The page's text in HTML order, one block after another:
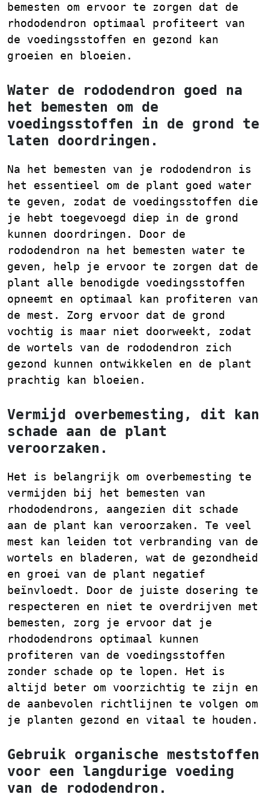
bemesten om ervoor te zorgen dat de
rhododendron optimaal profiteert van
de voedingsstoffen en gezond kan
groeien en bloeien.
Water de rododendron goed na
het bemesten om de
voedingsstoffen in de grond te
laten doordringen.
Na het bemesten van je rododendron is
het essentieel om de plant goed water
te geven, zodat de voedingsstoffen die
je hebt toegevoegd diep in de grond
kunnen doordringen. Door de
rododendron na het bemesten water te
geven, help je ervoor te zorgen dat de
plant alle benodigde voedingsstoffen
opneemt en optimaal kan profiteren van
de mest. Zorg ervoor dat de grond
vochtig is maar niet doorweekt, zodat
de wortels van de rododendron zich
gezond kunnen ontwikkelen en de plant
prachtig kan bloeien.
Vermijd overbemesting, dit kan
schade aan de plant
veroorzaken.
Het is belangrijk om overbemesting te
vermijden bij het bemesten van
rhododendrons, aangezien dit schade
aan de plant kan veroorzaken. Te veel
mest kan leiden tot verbranding van de
wortels en bladeren, wat de gezondheid
en groei van de plant negatief
beïnvloedt. Door de juiste dosering te
respecteren en niet te overdrijven met
bemesten, zorg je ervoor dat je
rhododendrons optimaal kunnen
profiteren van de voedingsstoffen
zonder schade op te lopen. Het is
altijd beter om voorzichtig te zijn en
de aanbevolen richtlijnen te volgen om
je planten gezond en vitaal te houden.
Gebruik organische meststoffen
voor een langdurige voeding
van de rododendron.